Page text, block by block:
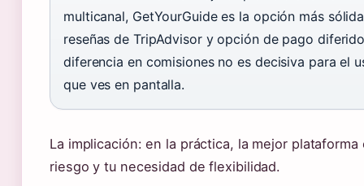
multicanal, GetYourGuide es la opción más
reseñas de TripAdvisor y opción de pago
diferencia en comisiones no es decisiva para el
que ves en pantalla.
La implicación: en la práctica, la mejor
riesgo y tu necesidad de flexibilidad.